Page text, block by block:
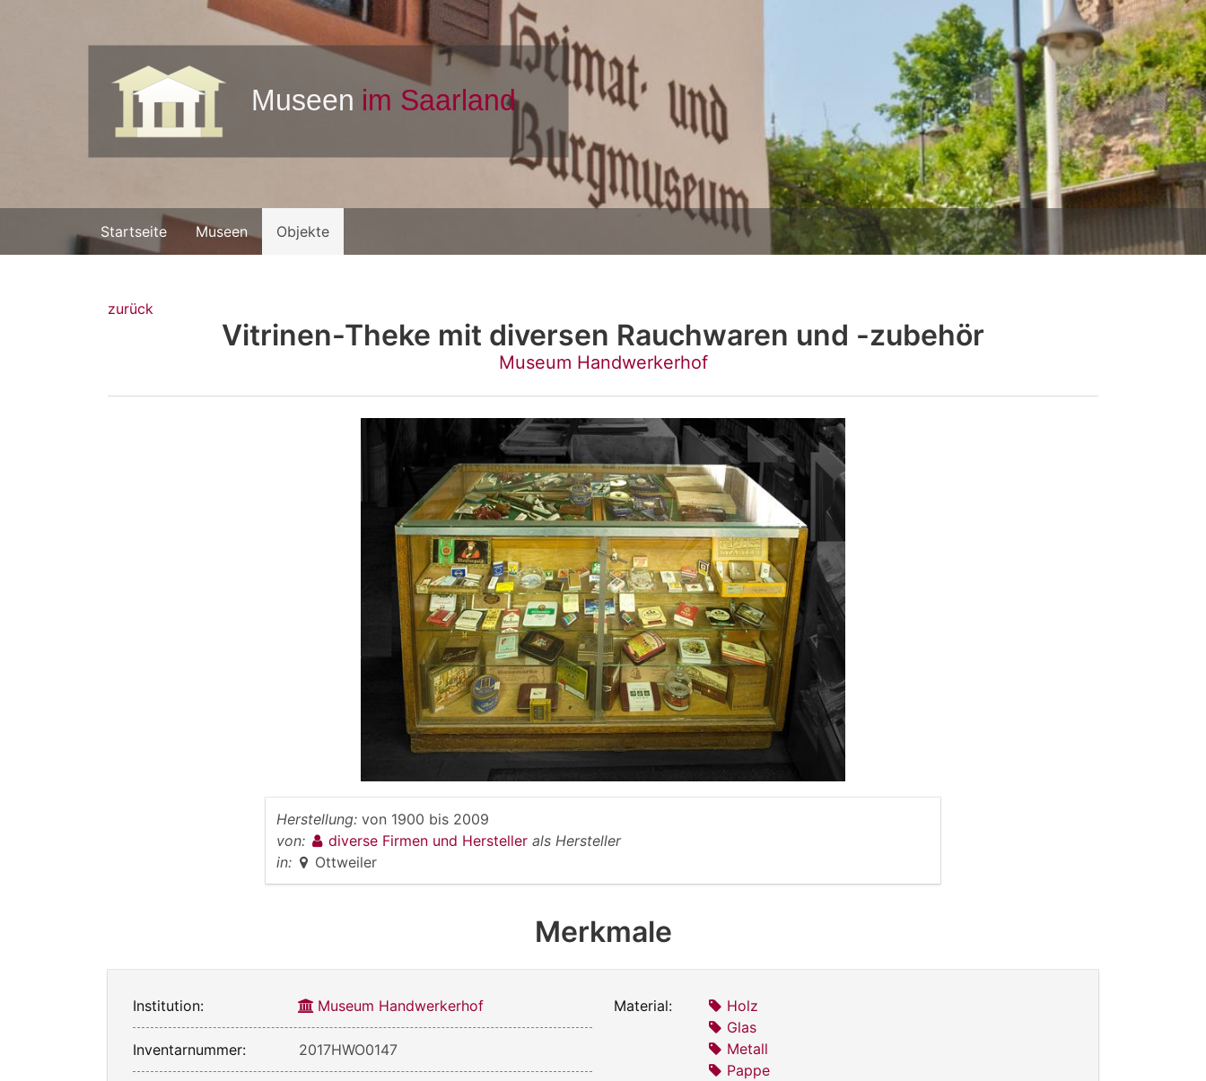
Startseite Museen Objekte
zurück
Vitrinen-Theke mit diversen Rauchwaren und -zubehör
Museum Handwerkerhof
Herstellung: von 1900 bis 2009
von:
diverse Firmen und Hersteller als Hersteller
in:
Ottweiler
Merkmale
Institution: Museum Handwerkerhof
Inventarnummer: 2017HWO0147
Material:
Holz
Glas
Metall
Pappe